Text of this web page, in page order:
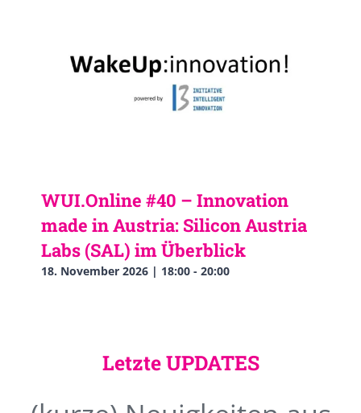
WUI.Online #40 – Innovation
made in Austria: Silicon Austria
Labs (SAL) im Überblick
18. November 2026 | 18:00 - 20:00
Letzte UPDATES